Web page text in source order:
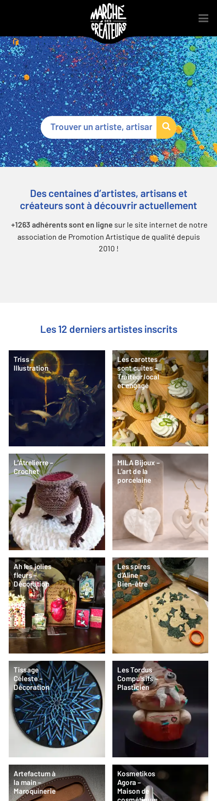
Marché des Créateurs®
Des centaines d’artistes, artisans et
créateurs sont à découvrir actuellement
+1263 adhérents sont en ligne sur le site internet de notre
association de Promotion Artistique de qualité depuis
2010 !
Les 12 derniers artistes inscrits
Triss –
Illustration
Les carottes
sont cuites –
Traiteur local
et engagé
L’Âtrelierre –
Crochet
MILA Bijoux –
L’art de la
porcelaine
Ah les jolies
fleurs –
Décoration
Les spires
d’Aline –
Bien-être
Tissage
Céleste –
Décoration
Les Tordus
Compulsifs –
Plasticien
Artefactum à
la main –
Maroquinerie
Kosmetikos
Agora –
Maison de